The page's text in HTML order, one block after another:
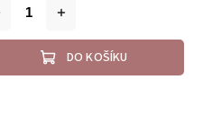
DO KOŠÍKU